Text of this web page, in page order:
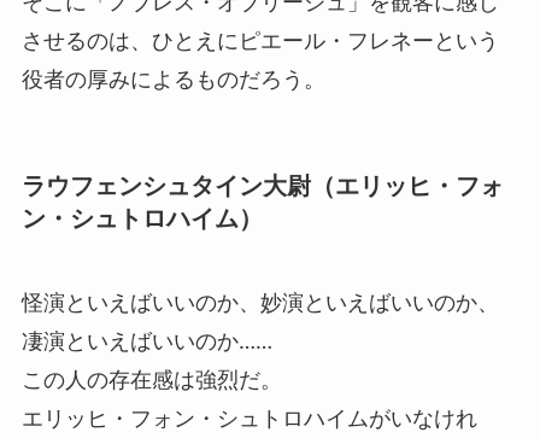
させるのは、ひとえにピエール・フレネーという
役者の厚みによるものだろう。
ラウフェンシュタイン大尉（エリッヒ・フォ
ン・シュトロハイム）
怪演といえばいいのか、妙演といえばいいのか、
凄演といえばいいのか……
この人の存在感は強烈だ。
エリッヒ・フォン・シュトロハイムがいなけれ